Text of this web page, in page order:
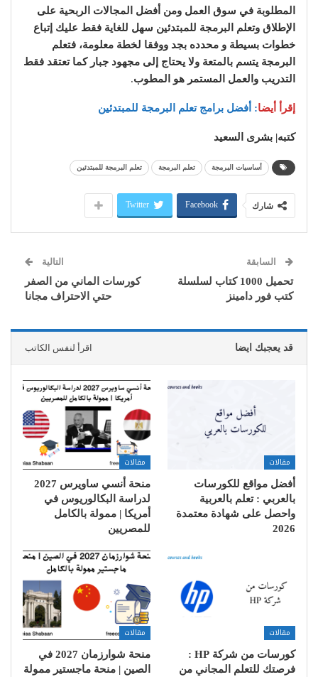
المطلوبة في سوق العمل ومن أفضل المجالات الربحية على
الإطلاق وتعلم البرمجة للمبتدئين سهل للغاية فقط عليك إتباع
خطوات بسيطة و محدده بجد ووفقا لخطة معلومة، فتعلم
البرمجة يتسم بالمتعة ولا يحتاج إلى مجهود جبار كما تعتقد فقط
التدريب والعمل المستمر هو المطوب.
إقرأ أيضا: أفضل برامج تعلم البرمجة للمبتدئين
كتبه| بشرى السعيد
أساسيات البرمجة تعلم البرمجة تعلم البرمجة للمبتدئين
شارك Facebook
Twitter
السابقة
تحميل 1000 كتاب لسلسلة
كتب فور دامينز
التالية
كورسات الماني من الصفر
حتي الاحتراف مجانا
قد يعجبك ايضا اقرأ لنفس الكاتب
مقالات
أفضل مواقع للكورسات
بالعربي : تعلم بالعربية
واحصل على شهادة معتمدة
2026
مقالات
منحة أنسي ساويرس 2027
لدراسة البكالوريوس في
أمريكا | ممولة بالكامل
للمصريين
مقالات
كورسات من شركة HP :
فرصتك للتعلم المجاني من
مقالات
منحة شوارزمان 2027 في
الصين | منحة ماجستير ممولة